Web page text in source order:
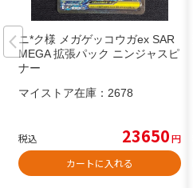
ニ*ク様 メガゲッコウガex SAR
MEGA 拡張パック ニンジャスピ
ナー
マイストア在庫： 2678
税込 23650円
カートに入れる